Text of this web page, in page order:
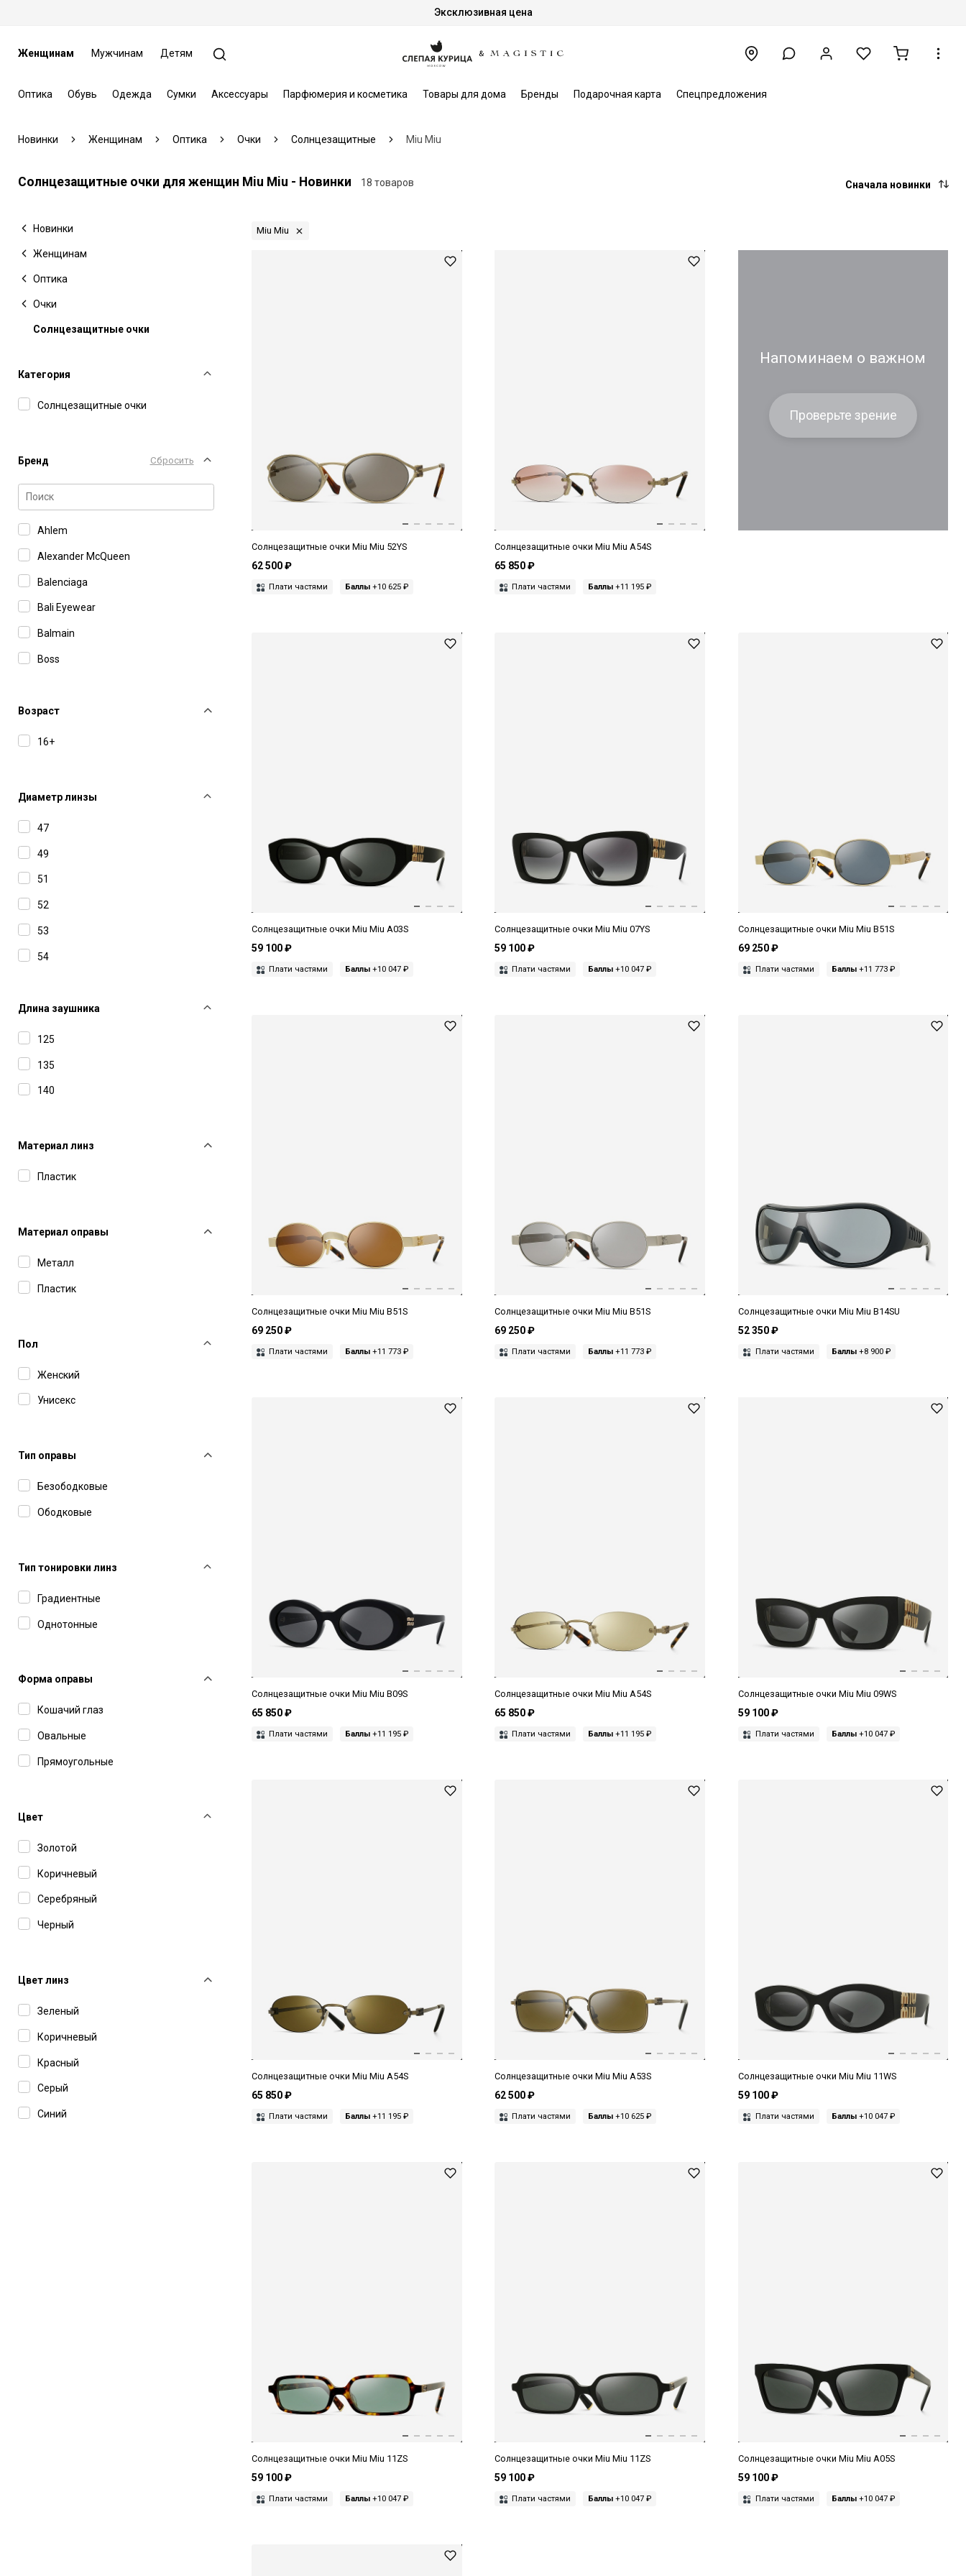
Эксклюзивная цена
Женщинам Мужчинам Детям
Оптика Обувь Одежда Сумки Аксессуары Парфюмерия и косметика Товары для дома Бренды Подарочная карта Спецпредложения
Новинки Женщинам Оптика Очки Солнцезащитные Miu Miu
Солнцезащитные очки для женщин Miu Miu - Новинки 18 товаров Сначала новинки
Новинки
Женщинам
Оптика
Очки
Солнцезащитные очки
Категория
Солнцезащитные очки
Бренд Сбросить
Ahlem
Alexander McQueen
Balenciaga
Bali Eyewear
Balmain
Boss
Carolina Herrera
Carolina Lemke
John Dalia
Kuboraum
Leisure Society
Magda Butrym
Marc Jacobs
MM6 Maison Margiela
Moschino Love
Polaroid
Prada
Saint Laurent
Возраст
16+
Диаметр линзы
47
49
51
52
53
54
133
Длина заушника
125
135
140
Материал линз
Пластик
Материал оправы
Металл
Пластик
Пол
Женский
Унисекс
Тип оправы
Безободковые
Ободковые
Тип тонировки линз
Градиентные
Однотонные
Форма оправы
Кошачий глаз
Овальные
Прямоугольные
Цвет
Золотой
Коричневый
Серебряный
Черный
Цвет линз
Зеленый
Коричневый
Красный
Серый
Синий
Miu Miu
Солнцезащитные очки Miu Miu 52YS
62 500 ₽
Плати частями Баллы +10 625 ₽
Солнцезащитные очки Miu Miu A54S
65 850 ₽
Плати частями Баллы +11 195 ₽
Напоминаем о важном
Проверьте зрение
Солнцезащитные очки Miu Miu A03S
59 100 ₽
Плати частями Баллы +10 047 ₽
Солнцезащитные очки Miu Miu 07YS
59 100 ₽
Плати частями Баллы +10 047 ₽
Солнцезащитные очки Miu Miu B51S
69 250 ₽
Плати частями Баллы+11 773 ₽
Солнцезащитные очки Miu Miu B51S
69 250 ₽
Плати частями Баллы +11 773 ₽
Солнцезащитные очки Miu Miu B51S
69 250 ₽
Плати частями Баллы +11 773 ₽
Солнцезащитные очки Miu Miu B14SU
52 350 ₽
Плати частями Баллы+8 900 ₽
Солнцезащитные очки Miu Miu B09S
65 850 ₽
Плати частями Баллы +11 195 ₽
Солнцезащитные очки Miu Miu A54S
65 850 ₽
Плати частями Баллы +11 195 ₽
Солнцезащитные очки Miu Miu 09WS
59 100 ₽
Плати частями Баллы+10 047 ₽
Солнцезащитные очки Miu Miu A54S
65 850 ₽
Плати частями Баллы +11 195 ₽
Солнцезащитные очки Miu Miu A53S
62 500 ₽
Плати частями Баллы +10 625 ₽
Солнцезащитные очки Miu Miu 11WS
59 100 ₽
Плати частями Баллы+10 047 ₽
Солнцезащитные очки Miu Miu 11ZS
59 100 ₽
Плати частями Баллы +10 047 ₽
Солнцезащитные очки Miu Miu 11ZS
59 100 ₽
Плати частями Баллы +10 047 ₽
Солнцезащитные очки Miu Miu A05S
59 100 ₽
Плати частями Баллы+10 047 ₽